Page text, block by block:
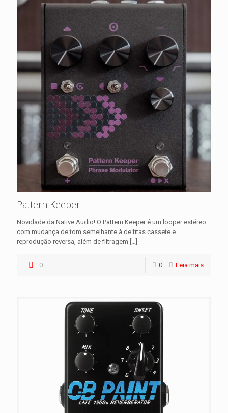
Pattern Keeper
Novidade da Native Audio! O Pattern Keeper é um looper estéreo
com mudança de tom semelhante à de fitas cassete e
reprodução reversa, além de filtragem […]
0 0 Leia mais